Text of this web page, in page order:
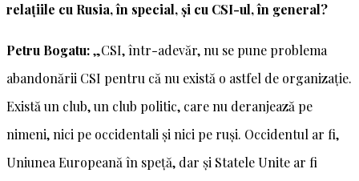
relațiile cu Rusia, în special, și cu CSI-ul, în general?
Petru Bogatu:„CSI, într-adevăr, nu se pune problema
abandonării CSI pentru că nu există o astfel de organizație.
Există un club, un club politic, care nu deranjează pe
nimeni, nici pe occidentali și nici pe ruși. Occidentul ar fi,
Uniunea Europeană în speță, dar și Statele Unite ar fi